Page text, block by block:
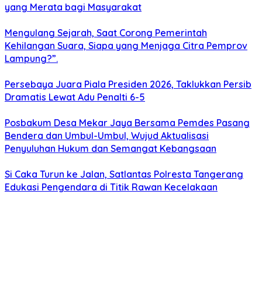
yang Merata bagi Masyarakat
Mengulang Sejarah, Saat Corong Pemerintah
Kehilangan Suara, Siapa yang Menjaga Citra Pemprov
Lampung?”.
Persebaya Juara Piala Presiden 2026, Taklukkan Persib
Dramatis Lewat Adu Penalti 6-5
Posbakum Desa Mekar Jaya Bersama Pemdes Pasang
Bendera dan Umbul-Umbul, Wujud Aktualisasi
Penyuluhan Hukum dan Semangat Kebangsaan
Si Caka Turun ke Jalan, Satlantas Polresta Tangerang
Edukasi Pengendara di Titik Rawan Kecelakaan